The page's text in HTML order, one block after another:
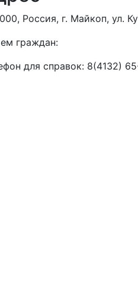
Россия, г. Майкоп, ул.
граждан:
для справок: 8(4132)